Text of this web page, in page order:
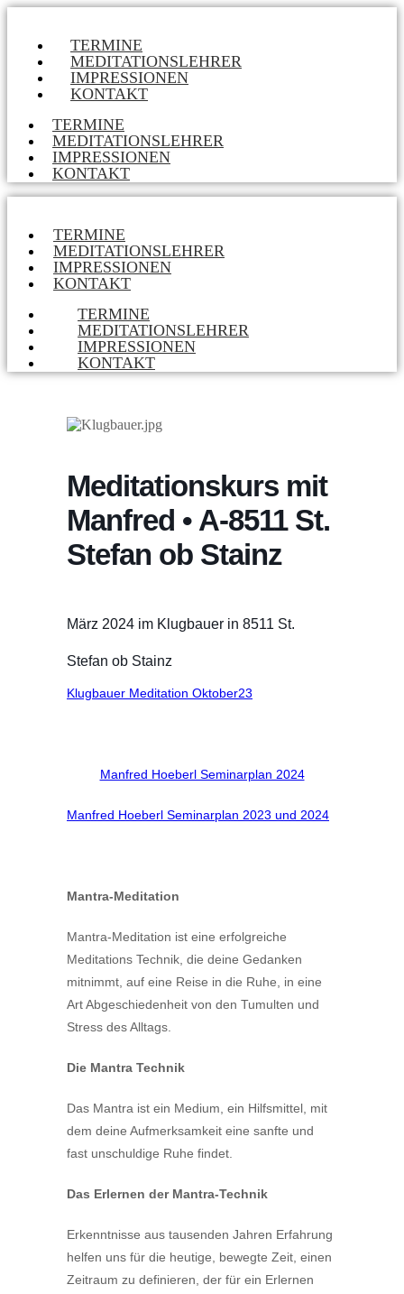
TERMINE
MEDITATIONSLEHRER
IMPRESSIONEN
KONTAKT
TERMINE
MEDITATIONSLEHRER
IMPRESSIONEN
KONTAKT
TERMINE
MEDITATIONSLEHRER
IMPRESSIONEN
KONTAKT
TERMINE
MEDITATIONSLEHRER
IMPRESSIONEN
KONTAKT
Meditationskurs mit
Manfred • A-8511 St.
Stefan ob Stainz
März 2024 im Klugbauer in 8511 St.
Stefan ob Stainz
Klugbauer Meditation Oktober23
Manfred Hoeberl Seminarplan 2024
Manfred Hoeberl Seminarplan 2023 und 2024
Mantra-Meditation
Mantra-Meditation ist eine erfolgreiche
Meditations Technik, die deine Gedanken
mitnimmt, auf eine Reise in die Ruhe, in eine
Art Abgeschiedenheit von den Tumulten und
Stress des Alltags.
Die Mantra Technik
Das Mantra ist ein Medium, ein Hilfsmittel, mit
dem deine Aufmerksamkeit eine sanfte und
fast unschuldige Ruhe findet.
Das Erlernen der Mantra-Technik
Erkenntnisse aus tausenden Jahren Erfahrung
helfen uns für die heutige, bewegte Zeit, einen
Zeitraum zu definieren, der für ein Erlernen